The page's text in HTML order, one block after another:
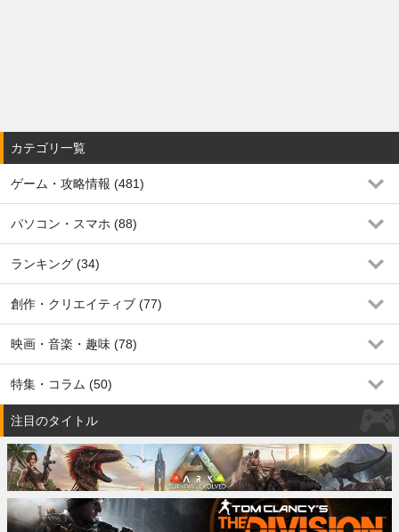
カテゴリ一覧
ゲーム・攻略情報 (481)
パソコン・スマホ (88)
ランキング (34)
創作・クリエイティブ (77)
映画・音楽・趣味 (78)
特集・コラム (50)
注目のタイトル